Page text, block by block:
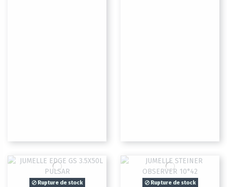
Rupture de stock Rupture de stock